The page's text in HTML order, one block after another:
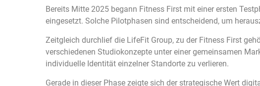
Bereits Mitte 2025 begann Fitness First mit einer ersten
eingesetzt. Solche Pilotphasen sind entscheidend, um
Zeitgleich durchlief die LifeFit Group, zu der Fitness First
verschiedenen Studiokonzepte unter einer gemeinsamen
individuelle Identität einzelner Standorte zu verlieren.
Gerade in dieser Phase zeigte sich der strategische Wert